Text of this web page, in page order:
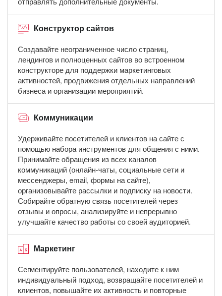
Конструктор сайтов
Создавайте неограниченное число страниц,
лендингов и полноценных сайтов во встроенном
конструкторе для поддержки маркетинговых
активностей, продвижения отдельных направлений
бизнеса и организации мероприятий.
Коммуникации
Удерживайте посетителей и клиентов на сайте с
помощью набора инструментов для общения с ними.
Принимайте обращения из всех каналов
коммуникаций (онлайн-чаты, социальные сети и
мессенджеры, email, формы на сайте),
организовывайте рассылки и подписку на новости.
Собирайте обратную связь посетителей через
отзывы и опросы, анализируйте и непрерывно
улучшайте качество работы со своей аудиторией.
Маркетинг
Сегментируйте пользователей, находите к ним
индивидуальный подход, возвращайте посетителей и
клиентов, повышайте их активность и повторные